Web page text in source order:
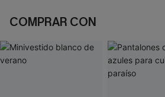
COMPRAR CON